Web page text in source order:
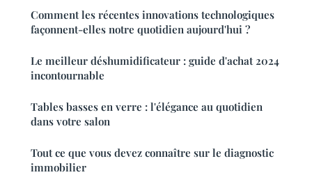
Comment les récentes innovations technologiques
façonnent-elles notre quotidien aujourd'hui ?
Le meilleur déshumidificateur : guide d'achat 2024
incontournable
Tables basses en verre : l'élégance au quotidien
dans votre salon
Tout ce que vous devez connaître sur le diagnostic
immobilier